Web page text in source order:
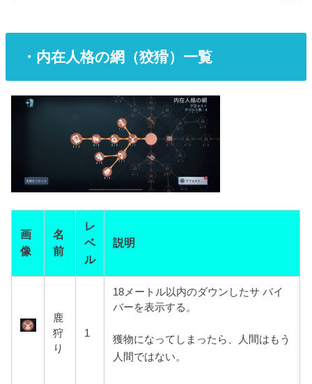
・内在人格の網（狡猾）一覧
画
像
名
前
レ
ベ
ル
説明
鹿
狩
り
1
18メートル以内のダウンしたサ バイ
バーを表示する。
獲物になってしまったら、人間はもう
人間ではない。